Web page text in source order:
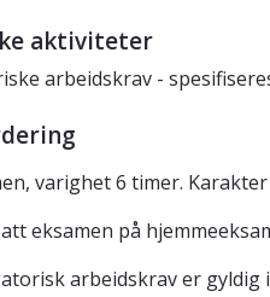
aktiviteter
arbeidskrav -
varighet 6 timer. Karakter
eksamen på
arbeidskrav er gyldig